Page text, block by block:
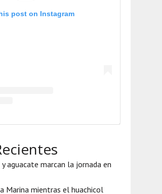
post on Instagram
aguacate marcan la jornada en
Marina mientras el huachicol